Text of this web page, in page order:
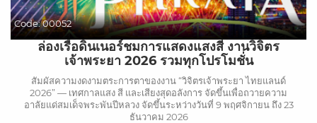
Code:00052
ล่องเรือดินเนอร์ชมการแสดงแสงสี งานวิจิตร
เจ้าพระยา 2026 รวมทุกโปรโมชั่น
สัมผัสความงดงามตระการตาของงาน “วิจิตรเจ้าพระยา ไทยแลนด์
2026” — เทศกาลแสง สี และเสียงสุดอลังการ จัดขึ้นเพื่อถวายความ
อาลัยแด่สมเด็จพระพันปีหลวง จัดขึ้นระหว่างวันที่ 9 พฤศจิกายน ถึง 23
ธันวาคม 2026